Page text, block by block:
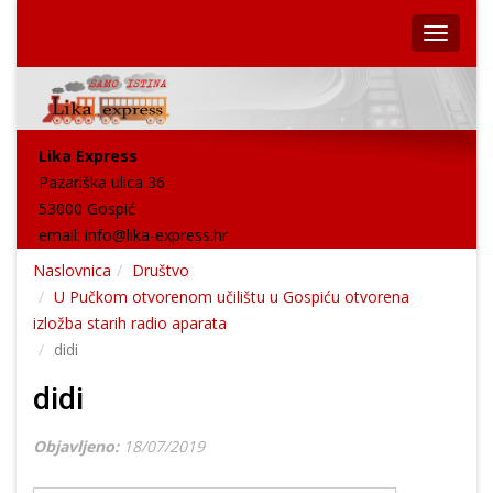
Lika Express
Pazariška ulica 36
53000 Gospić
email: info@lika-express.hr
Naslovnica
Društvo
U Pučkom otvorenom učilištu u Gospiću otvorena
izložba starih radio aparata
didi
didi
Objavljeno: 18/07/2019